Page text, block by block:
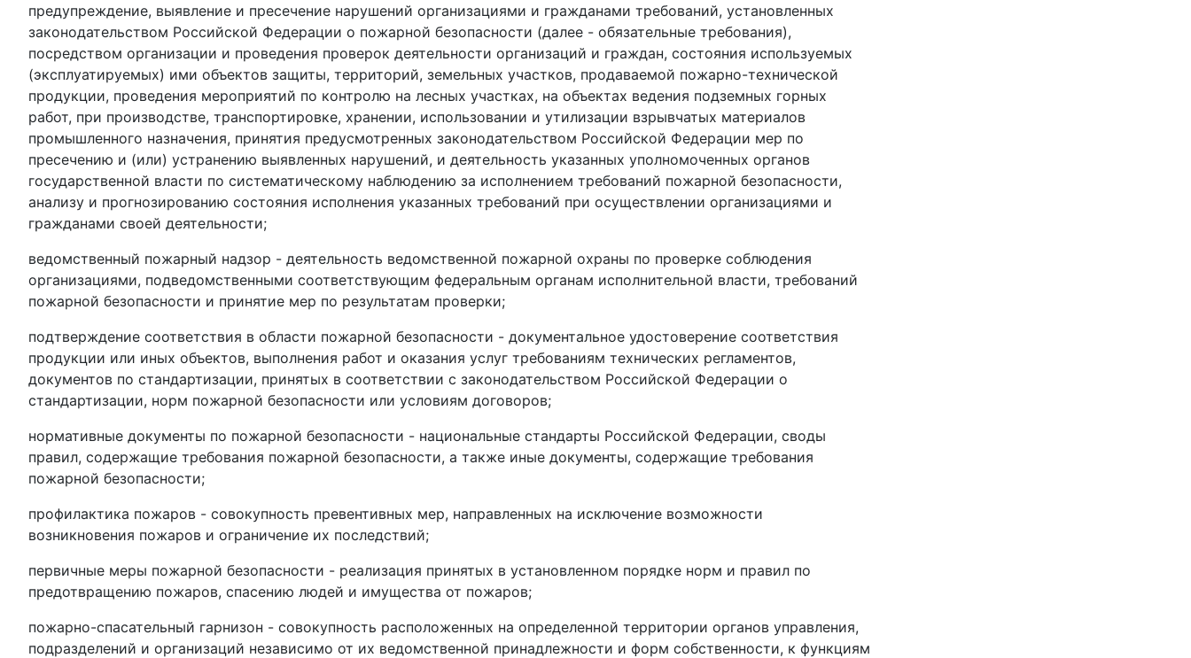
предупреждение, выявление и пресечение нарушений организациями и гражданами требований, установленных
законодательством Российской Федерации о пожарной безопасности (далее - обязательные требования),
посредством организации и проведения проверок деятельности организаций и граждан, состояния используемых
(эксплуатируемых) ими объектов защиты, территорий, земельных участков, продаваемой пожарно-технической
продукции, проведения мероприятий по контролю на лесных участках, на объектах ведения подземных горных
работ, при производстве, транспортировке, хранении, использовании и утилизации взрывчатых материалов
промышленного назначения, принятия предусмотренных законодательством Российской Федерации мер по
пресечению и (или) устранению выявленных нарушений, и деятельность указанных уполномоченных органов
государственной власти по систематическому наблюдению за исполнением требований пожарной безопасности,
анализу и прогнозированию состояния исполнения указанных требований при осуществлении организациями и
гражданами своей деятельности;
ведомственный пожарный надзор - деятельность ведомственной пожарной охраны по проверке соблюдения
организациями, подведомственными соответствующим федеральным органам исполнительной власти, требований
пожарной безопасности и принятие мер по результатам проверки;
подтверждение соответствия в области пожарной безопасности - документальное удостоверение соответствия
продукции или иных объектов, выполнения работ и оказания услуг требованиям технических регламентов,
документов по стандартизации, принятых в соответствии с законодательством Российской Федерации о
стандартизации, норм пожарной безопасности или условиям договоров;
нормативные документы по пожарной безопасности - национальные стандарты Российской Федерации, своды
правил, содержащие требования пожарной безопасности, а также иные документы, содержащие требования
пожарной безопасности;
профилактика пожаров - совокупность превентивных мер, направленных на исключение возможности
возникновения пожаров и ограничение их последствий;
первичные меры пожарной безопасности - реализация принятых в установленном порядке норм и правил по
предотвращению пожаров, спасению людей и имущества от пожаров;
пожарно-спасательный гарнизон - совокупность расположенных на определенной территории органов управления,
подразделений и организаций независимо от их ведомственной принадлежности и форм собственности, к функциям